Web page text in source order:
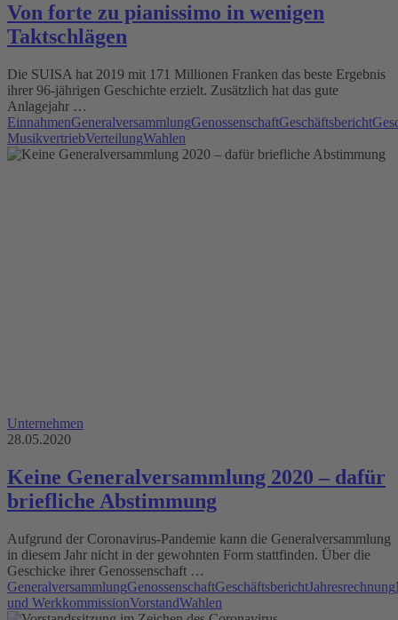
Von forte zu pianissimo in wenigen
Taktschlägen
Die SUISA hat 2019 mit 171 Millionen Franken das beste Ergebnis
ihrer 96-jährigen Geschichte erzielt. Zusätzlich hat das gute
Anlagejahr …
EinnahmenGeneralversammlungGenossenschaftGeschäftsbericht
MusikvertriebVerteilungWahlen
Unternehmen
28.05.2020
Keine Generalversammlung 2020 – dafür
briefliche Abstimmung
Aufgrund der Coronavirus-Pandemie kann die Generalversammlung
in diesem Jahr nicht in der gewohnten Form stattfinden. Über die
Geschicke ihrer Genossenschaft …
GeneralversammlungGenossenschaftGeschäftsberichtJahresrechnung
und WerkkommissionVorstandWahlen